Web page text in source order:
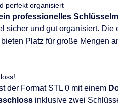
perfekt organisiert
professionelles
sicher und gut organisiert. Die
Platz für große Mengen
der Format STL 0 mit einem
inklusive zwei